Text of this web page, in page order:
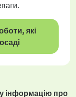
які
інформацію про